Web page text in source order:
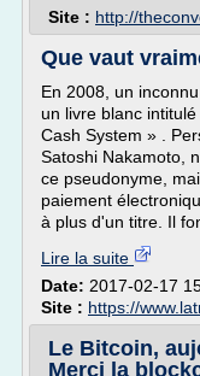
Site : http://
Que vaut
En 2008, un
un livre blanc
Cash System » .
Satoshi Nakamoto,
ce pseudonyme,
paiement
à plus d'un titre. Il
Lire la suite
Date: 2017-02-17
Site : https://
Le Bitcoin,
Merci la